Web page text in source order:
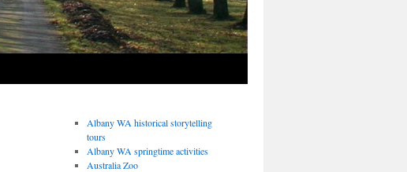
Albany WA historical storytelling
tours
Albany WA springtime activities
Australia Zoo